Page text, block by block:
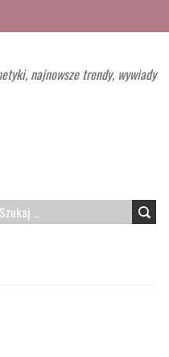
najnowsze trendy, wywiady
SZUKAJ: